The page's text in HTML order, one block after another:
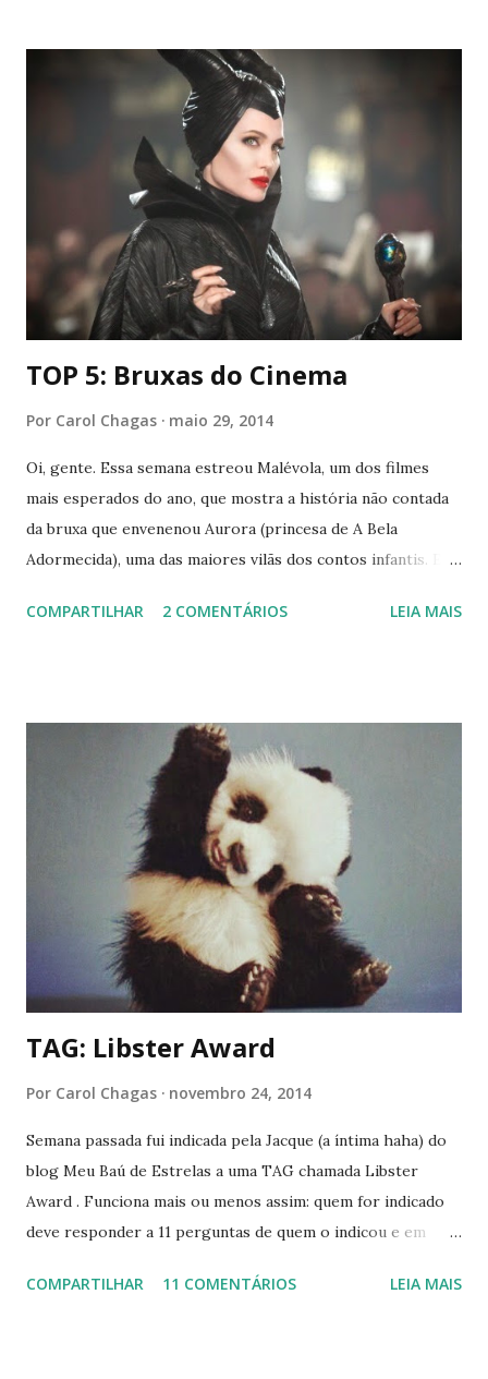
nada mais parecia estar definido. E isso me definhava aos
poucos. Me comia viva sem pedir troco, me dessensibilizava
a ponto de eu me sensibilizar com migalhas. Eu não era
mais minha ou de quem quer que fosse. Isso me frustrava.
Mais uma vez, me via ali estirada ao chão, como quem pede
ao mundo um pouco de carinho. Sempre perto de
aniversários. Ninguém continuava tendo respostas para as
coincidências que apareciam em determinados meses. Será
que esse ciclo torto sempre voltaria a se repetir? Eu ...
TOP 5: Bruxas do Cinema
Por Carol Chagas maio 29, 2014
Oi, gente. Essa semana estreou Malévola, um dos filmes
mais esperados do ano, que mostra a história não contada
da bruxa que envenenou Aurora (princesa de A Bela
Adormecida), uma das maiores vilãs dos contos infantis. E
faz lembrar de uma coisa: da importância dos vilões.
os próprios mocinhos. Acredito que a imperfeição é mais
interessante que a perfeição. Inspirada por essa onda de
vilões, fiz uma lista com algumas das "vilãs" mais legais do
cinema. Espero que vocês gostem MUAHAHA (Risada
maquiavélica sqn hehe). Rainha Vermelha/Rainha de Copas
- Alice no País das Maravilhas No filme, a Rainha Vermelha e
a Rainha de Copas foram fundidas em uma só personagem.
Na história, ela destrona sua irmã mais nova (Rainha Branca)
COMPARTILHAR 2 COMENTÁRIOS LEIA MAIS
TAG: Libster Award
Por Carol Chagas novembro 24, 2014
Semana passada fui indicada pela Jacque (a íntima haha) do
blog Meu Baú de Estrelas a uma TAG chamada Libster
Award . Funciona mais ou menos assim: quem for indicado
deve responder a 11 perguntas de quem o indicou e em
blogueiros com menos de 200 seguidores. Sendo assim,
COMPARTILHAR 11 COMENTÁRIOS LEIA MAIS